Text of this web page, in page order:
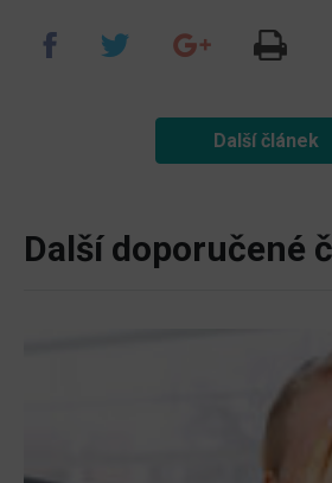
Další článek
Další doporučené